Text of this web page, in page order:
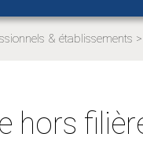
& établissements
hors